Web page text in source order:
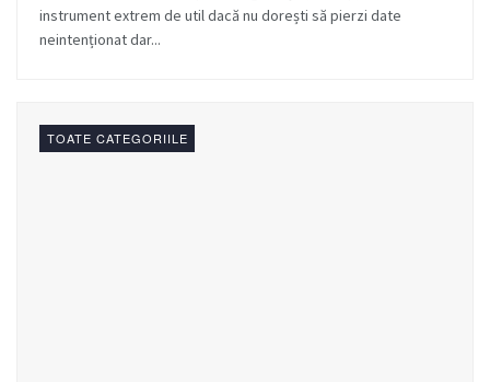
instrument extrem de util dacă nu dorești să pierzi date
neintenționat dar...
TOATE CATEGORIILE